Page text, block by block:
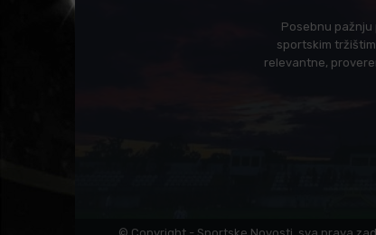
Posebnu pažnju
sportskim
relevantne,